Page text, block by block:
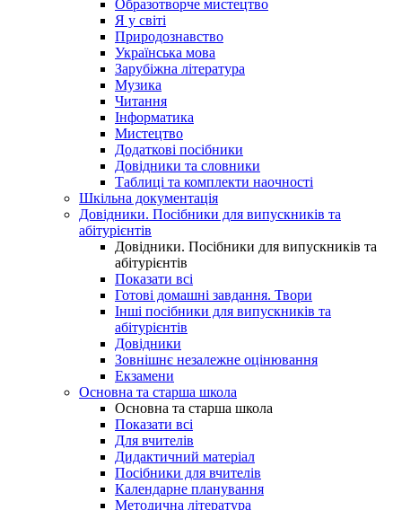
Образотворче мистецтво
Я у світі
Природознавство
Українська мова
Зарубіжна література
Музика
Читання
Інформатика
Мистецтво
Додаткові посібники
Довідники та словники
Таблиці та комплекти наочності
Шкільна документація
Довідники. Посібники для випускників та
абітурієнтів
Довідники. Посібники для випускників та
абітурієнтів
Показати всі
Готові домашні завдання. Твори
Інші посібники для випускників та
абітурієнтів
Довідники
Зовнішнє незалежне оцінювання
Екзамени
Основна та старша школа
Основна та старша школа
Показати всі
Для вчителів
Дидактичний матеріал
Посібники для вчителів
Календарне планування
Методична література